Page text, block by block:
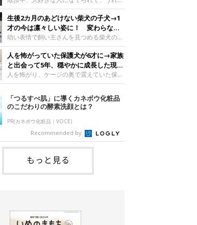
Kus1oKg2vsgdWS2――お迎え当初の神楽
ちゃんの様子について教えてください。飼
い主さん： 「お迎え当日から“ヘソ天”で寝
るようなコでし
するのは、X（旧Twitter）ユーザー
@Pkndg_さんの愛犬・なっちゃん（取材
時、生後4カ月／柴犬）。こちらの写真
は、なっちゃんが生後2カ月のころに撮影
された一枚です。この日、なっちゃんは家
族と一緒におもちゃで遊んでいました。た
くさん遊んで疲れたのか、その後は眠り始
めたそうです。眠るなっちゃん。
@Pkndg_
そうな表情を見せる元保護犬。甘えるよう
な姿に、見ているこちらまでほっこりしま
す。大好きな“お姉ちゃん”に甘える小次郎
くん妹さんになでてもらい、うれしそうな
表情を見せる小次郎くん（2026年6月撮
影）。@mika_Jimmy紹介するのは、X（旧
Twitter）ユーザー@mika_Jimmyさんの愛
犬・小次郎くん（撮影時5才）。こちら
は、飼い主さんの妹さんと一緒に散歩をし
日、飼い主さんは実家から自宅へ帰る途
中、妹さんと公園で待ち合わせ
生後2カ月のあどけない柴犬の子犬→1
才の今は凛々しい姿に！ 変わらない
「くりくりおめめ」にもほっこり
幼い表情で飼い主さんを見つめる柴犬の子
犬。1才を迎えた現在はすっかり成犬らし
くなりましたが、子犬のころから変わらな
いところもあるそうです。家族に迎えたば
かりの小さな慎之介くん生後2カ月の慎之
介くん。@BLACKpurupuru紹介するの
は、X（旧Twitter）ユーザー
@BLACKpurupuruさんの愛犬・慎之介く
ん（取材時1才／柴犬）です。こちらは、
慎之介くんが生後2カ月のころ、家族に迎
えて約2週間後に撮影された一枚。小さな
体とあどけない表情が印象的です。飼い主
さんの夫に抱っこされる慎之介くん。@B
人を怖がっていた保護犬が6才に→家族
と出会って5年、穏やかに成長した現在
の姿にグッとくる
人を怖がり、ケージの奥で震えていた保護
犬。家族と出会って5年、今では笑顔を見
せ、飼い主さんの娘さんにも少しずつ心を
開くようになりました。（写真左から）先
住犬・ライナちゃん、レオナちゃん。
@lina_and_leona紹介するのは、
Instagramユーザー@lina_and_leonaさん
の愛犬・レオナちゃん（取材時6才／柴犬
／写真右）です。穏やかで優しい表情を見
せる今の姿からは想像できませんが、レオ
ナちゃんには悲しい過去があるといいま
す。人が怖くてケージの中で震えていた家
「つるすべ肌」に導くカネボウ化粧品
のこだわりの酵素洗顔とは？
PR(カネボウ化粧品｜VOCE)
Recommended by
もっと見る